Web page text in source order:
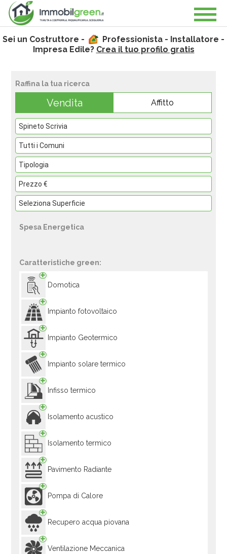
Sei un Costruttore -
Professionista - Installatore -
Impresa Edile? Crea il tuo profilo gratis
Raffina la tua ricerca
Vendita Affitto
Spesa Energetica
Caratteristiche green:
Domotica
Impianto fotovoltaico
Impianto Geotermico
Impianto solare termico
Infisso termico
Isolamento acustico
Isolamento termico
Pavimento Radiante
Pompa di Calore
Recupero acqua piovana
Ventilazione Meccanica